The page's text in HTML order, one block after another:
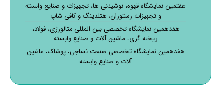
هفتمین نمایشگاه قهوه، نوشیدنی ها، تجهیزات و صنایع وابسته
و تجهیزات رستوران، هتلدینگ و کافی شاپ
هفدهمین نمایشگاه تخصصی بین المللی متالورژی، فولاد،
ریخته گری، ماشین آلات و صنایع وابسته
هفدهمین نمایشگاه تخصصی صنعت نساجی، پوشاک، ماشین
آلات و صنایع وابسته